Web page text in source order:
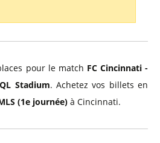
pour le match FC Cincinnati -
Stadium. Achetez vos billets en
(1e journée) à Cincinnati.